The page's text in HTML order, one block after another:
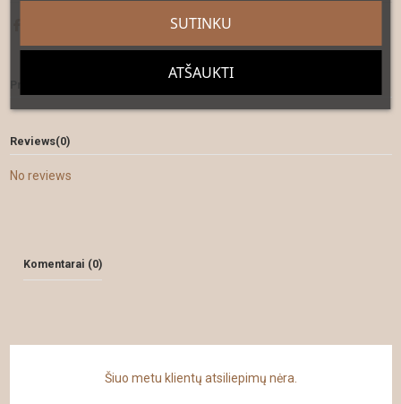
Reviews(0)
No reviews
Komentarai (0)
Šiuo metu klientų atsiliepimų nėra.
ATŠAUKTI
SUTINKU